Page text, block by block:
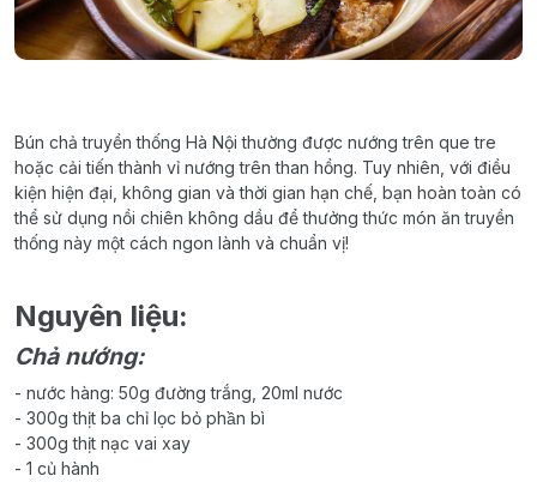
Bún chả truyền thống Hà Nội thường được nướng trên que tre
hoặc cải tiến thành vỉ nướng trên than hồng. Tuy nhiên, với điều
kiện hiện đại, không gian và thời gian hạn chế, bạn hoàn toàn có
thể sử dụng nồi chiên không dầu để thưởng thức món ăn truyền
thống này một cách ngon lành và chuẩn vị!
Nguyên liệu:
Chả nướng:
- nước hàng: 50g đường trắng, 20ml nước
- 300g thịt ba chỉ lọc bỏ phần bì
- 300g thịt nạc vai xay
- 1 củ hành